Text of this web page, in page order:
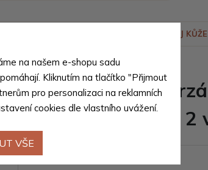
VÝPRODEJ KŮŽE
Tmavě šedý
cestovní set tašek 2
Barevné varianty
na našem e-shopu sadu
Kliknutím na tlačítko "Přijmout
pro personalizaci na reklamních
cookies dle vlastního uvážení.
VŠE